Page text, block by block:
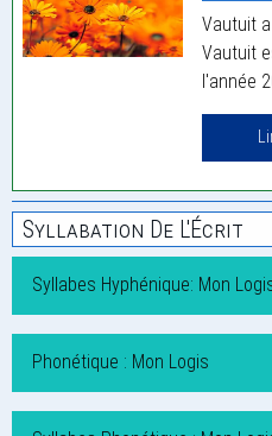
Vautuit
Vautuit
l'année
Syllabation De L'Écrit
Syllabes Hyphénique: Mon
Phonétique : Mon Logis